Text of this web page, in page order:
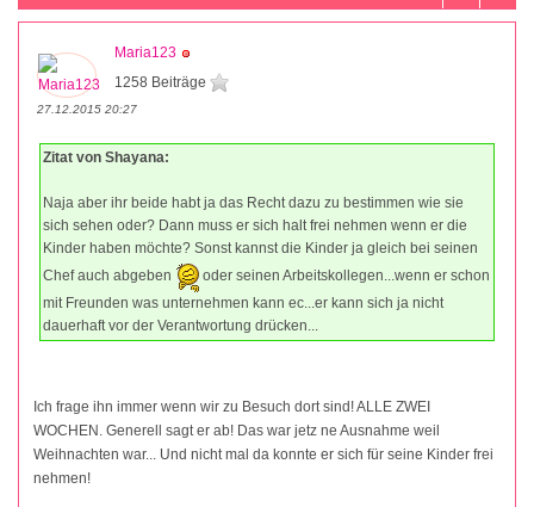
Maria123
1258 Beiträge
27.12.2015 20:27
Zitat von Shayana:
Naja aber ihr beide habt ja das Recht dazu zu bestimmen wie sie
sich sehen oder? Dann muss er sich halt frei nehmen wenn er die
Kinder haben möchte? Sonst kannst die Kinder ja gleich bei seinen
Chef auch abgeben
oder seinen Arbeitskollegen...wenn er schon
mit Freunden was unternehmen kann ec...er kann sich ja nicht
dauerhaft vor der Verantwortung drücken...
Ich frage ihn immer wenn wir zu Besuch dort sind! ALLE ZWEI
WOCHEN. Generell sagt er ab! Das war jetz ne Ausnahme weil
Weihnachten war... Und nicht mal da konnte er sich für seine Kinder frei
nehmen!